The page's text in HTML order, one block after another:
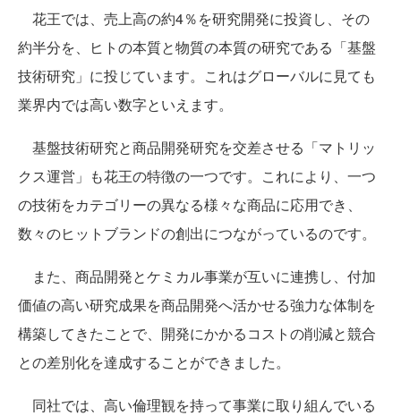
花王では、売上高の約4％を研究開発に投資し、その
約半分を、ヒトの本質と物質の本質の研究である「基盤
技術研究」に投じています。これはグローバルに見ても
業界内では高い数字といえます。
基盤技術研究と商品開発研究を交差させる「マトリッ
クス運営」も花王の特徴の一つです。これにより、一つ
の技術をカテゴリーの異なる様々な商品に応用でき、
数々のヒットブランドの創出につながっているのです。
また、商品開発とケミカル事業が互いに連携し、付加
価値の高い研究成果を商品開発へ活かせる強力な体制を
構築してきたことで、開発にかかるコストの削減と競合
との差別化を達成することができました。
同社では、高い倫理観を持って事業に取り組んでいる